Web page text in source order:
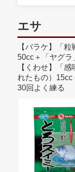
エサ
【バラケ】「
50cc＋「ヤグ
【くわせ】「
れたもの）15cc
30回よく練る